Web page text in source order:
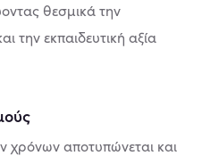
θεσμικά την
την εκπαιδευτική αξία
χρόνων αποτυπώνεται και